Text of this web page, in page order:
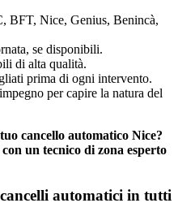
BFT, Nice, Genius, Benincà,
se disponibili.
di alta qualità.
prima di ogni intervento.
per capire la natura del
cancello automatico Nice?
un tecnico di zona esperto
automatici in tutti